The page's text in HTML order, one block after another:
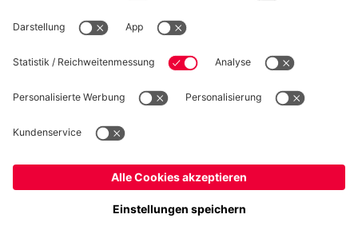
Datenschutz Nutzungsbedingungen Barrierefreiheit
Cookie Einstellungen